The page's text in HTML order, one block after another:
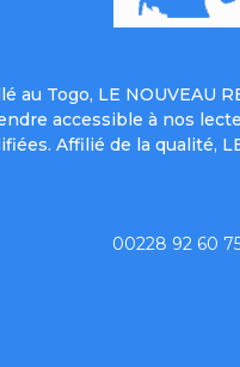
au Togo, LE NOUVEAU
accessible à nos
Affilié de la qualité,
00228 92 60